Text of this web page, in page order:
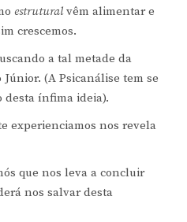
estruturalvêm alimentar e
crescemos.
a tal metade da
(A Psicanálise tem se
ínfima ideia).
experienciamos nos revela
que nos leva a concluir
nos salvar desta